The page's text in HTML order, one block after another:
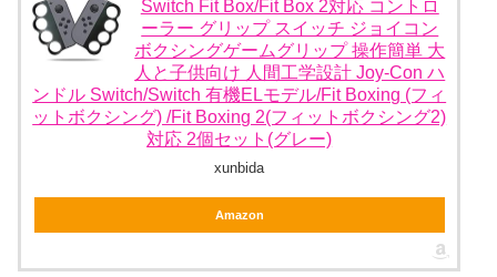
Switch Fit Box/Fit Box 2対応 コントロ
ーラー グリップ スイッチ ジョイコン
ボクシングゲームグリップ 操作簡単 大
人と子供向け 人間工学設計 Joy-Con ハ
ンドル Switch/Switch 有機ELモデル/Fit Boxing (フィ
ットボクシング) /Fit Boxing 2(フィットボクシング2)
対応 2個セット(グレー)
xunbida
Amazon